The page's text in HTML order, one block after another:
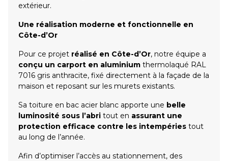
extérieur.
Une réalisation moderne et fonctionnelle en
Côte-d’Or
Pour ce projet réalisé en Côte-d’Or, notre équipe a
conçu un carport en aluminium thermolaqué RAL
7016 gris anthracite, fixé directement à la façade de la
maison et reposant sur les murets existants.
Sa toiture en bac acier blanc apporte une belle
luminosité sous l’abri tout en assurant une
protection efficace contre les intempéries tout
au long de l’année.
Afin d’optimiser l’accès au stationnement, des